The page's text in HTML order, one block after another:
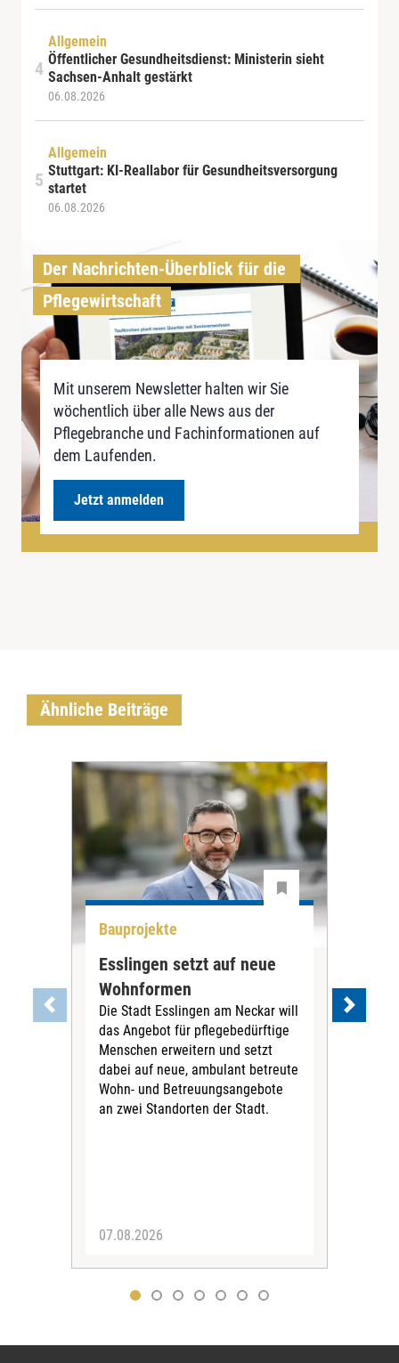
Allgemein
Öffentlicher Gesundheitsdienst: Ministerin sieht
Sachsen-Anhalt gestärkt
06.08.2026
Allgemein
Stuttgart: KI-Reallabor für Gesundheitsversorgung
startet
06.08.2026
Der Nachrichten-Überblick für die
Pflegewirtschaft
Mit unserem Newsletter halten wir Sie
wöchentlich über alle News aus der
Pflegebranche und Fachinformationen auf
dem Laufenden.
Jetzt anmelden
Ähnliche Beiträge
Bauprojekte
Esslingen setzt auf neue
Wohnformen
Die Stadt Esslingen am Neckar will
das Angebot für pflegebedürftige
Menschen erweitern und setzt
dabei auf neue, ambulant betreute
Wohn- und Betreuungsangebote
an zwei Standorten der Stadt.
07.08.2026